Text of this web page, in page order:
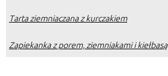
Tarta ziemniaczana z kurczakiem
Zapiekanka z porem, ziemniakami i kiełbasą